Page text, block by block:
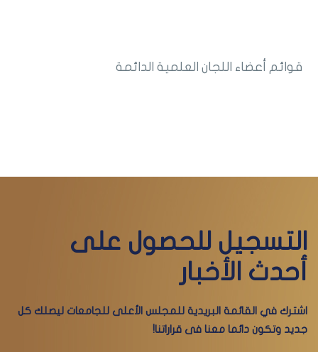
قوائم أعضاء اللجان العلمية الدائمة
التسجيل للحصول على
أحدث الأخبار
اشترك في القائمة البريدية للمجلس الأعلى للجامعات ليصلك كل
جديد وتكون دائما معنا فى قراراتنا!